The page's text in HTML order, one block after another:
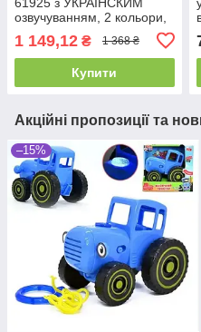
озвучуванням, 2 кольори,
мелодії, сортер
1 149,12 ₴ 1 368 ₴
Купити
Акційні пропозиції та
–15%